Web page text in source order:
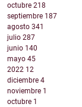
octubre 218
septiembre 187
agosto 341
julio 287
junio 140
mayo 45
2022 12
diciembre 4
noviembre 1
octubre 1